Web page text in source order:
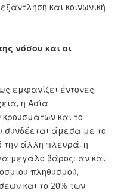
και κοινωνική
νόσου και οι
εμφανίζει έντονες
η Ασία
κρουσμάτων και το
συνδέεται άμεσα με το
την άλλη πλευρά, η
μεγάλο βάρος: αν και
πληθυσμού,
και το 20% των